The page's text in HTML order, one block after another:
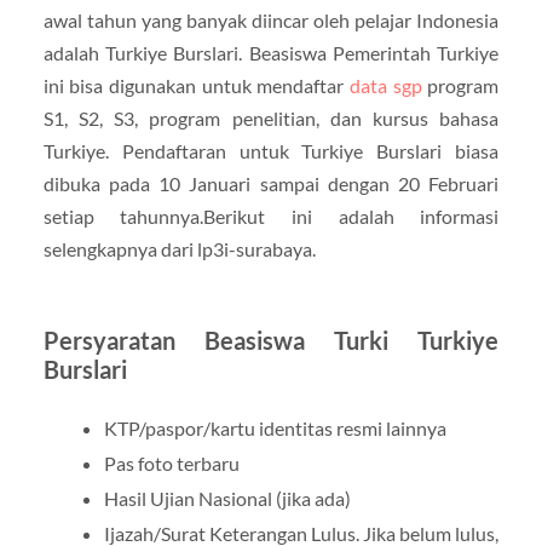
awal tahun yang banyak diincar oleh pelajar Indonesia
adalah Turkiye Burslari. Beasiswa Pemerintah Turkiye
ini bisa digunakan untuk mendaftar data sgpprogram
S1, S2, S3, program penelitian, dan kursus bahasa
Turkiye. Pendaftaran untuk Turkiye Burslari biasa
dibuka pada 10 Januari sampai dengan 20 Februari
setiap tahunnya.Berikut ini adalah informasi
selengkapnya dari lp3i-surabaya.
Persyaratan Beasiswa Turki Turkiye
Burslari
KTP/paspor/kartu identitas resmi lainnya
Pas foto terbaru
Hasil Ujian Nasional (jika ada)
Ijazah/Surat Keterangan Lulus. Jika belum lulus,